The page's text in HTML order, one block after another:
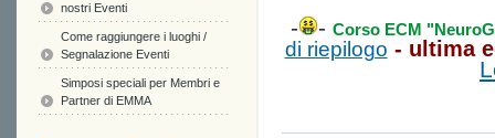
- - Corso ECM
di riepilogo - ultima
nostri Eventi
Come raggiungere i luoghi /
Segnalazione Eventi
Simposi speciali per Membri e
Partner di EMMA